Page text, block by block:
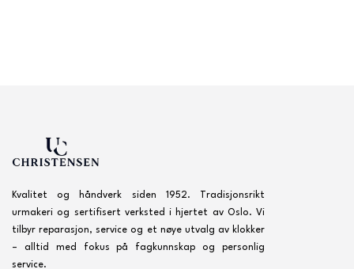
Kvalitet og håndverk siden 1952. Tradisjonsrikt
urmakeri og sertifisert verksted i hjertet av Oslo. Vi
tilbyr reparasjon, service og et nøye utvalg av klokker
– alltid med fokus på fagkunnskap og personlig
service.